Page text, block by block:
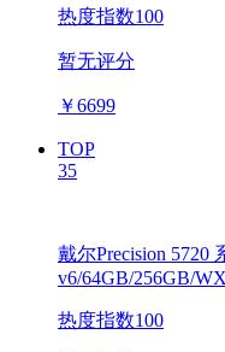
热度指数100
暂无评分
￥6699
TOP
35
戴尔Precision 5720
v6/64GB/256GB/
热度指数100